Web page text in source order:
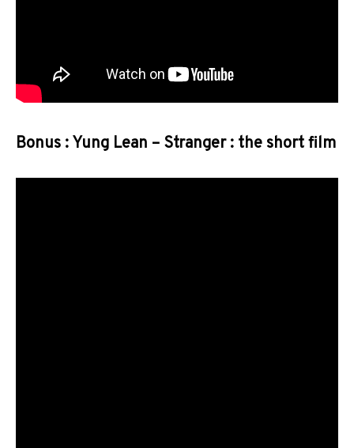
Bonus : Yung Lean – Stranger : the short film